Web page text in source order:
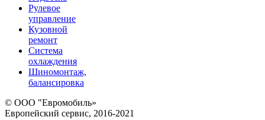
Рулевое
управление
Кузовной
ремонт
Система
охлаждения
Шиномонтаж,
балансировка
© ООО "Евромобиль»
Европейский сервис, 2016-2021